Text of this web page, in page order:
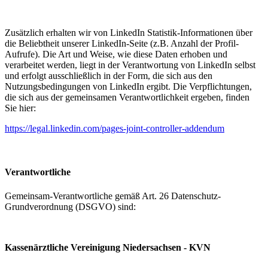
Zusätzlich erhalten wir von LinkedIn Statistik-Informationen über
die Beliebtheit unserer LinkedIn-Seite (z.B. Anzahl der Profil-
Aufrufe). Die Art und Weise, wie diese Daten erhoben und
verarbeitet werden, liegt in der Verantwortung von LinkedIn selbst
und erfolgt ausschließlich in der Form, die sich aus den
Nutzungsbedingungen von LinkedIn ergibt. Die Verpflichtungen,
die sich aus der gemeinsamen Verantwortlichkeit ergeben, finden
Sie hier:
https://legal.linkedin.com/pages-joint-controller-addendum
Verantwortliche
Gemeinsam-Verantwortliche gemäß Art. 26 Datenschutz-
Grundverordnung (DSGVO) sind:
Kassenärztliche Vereinigung Niedersachsen - KVN